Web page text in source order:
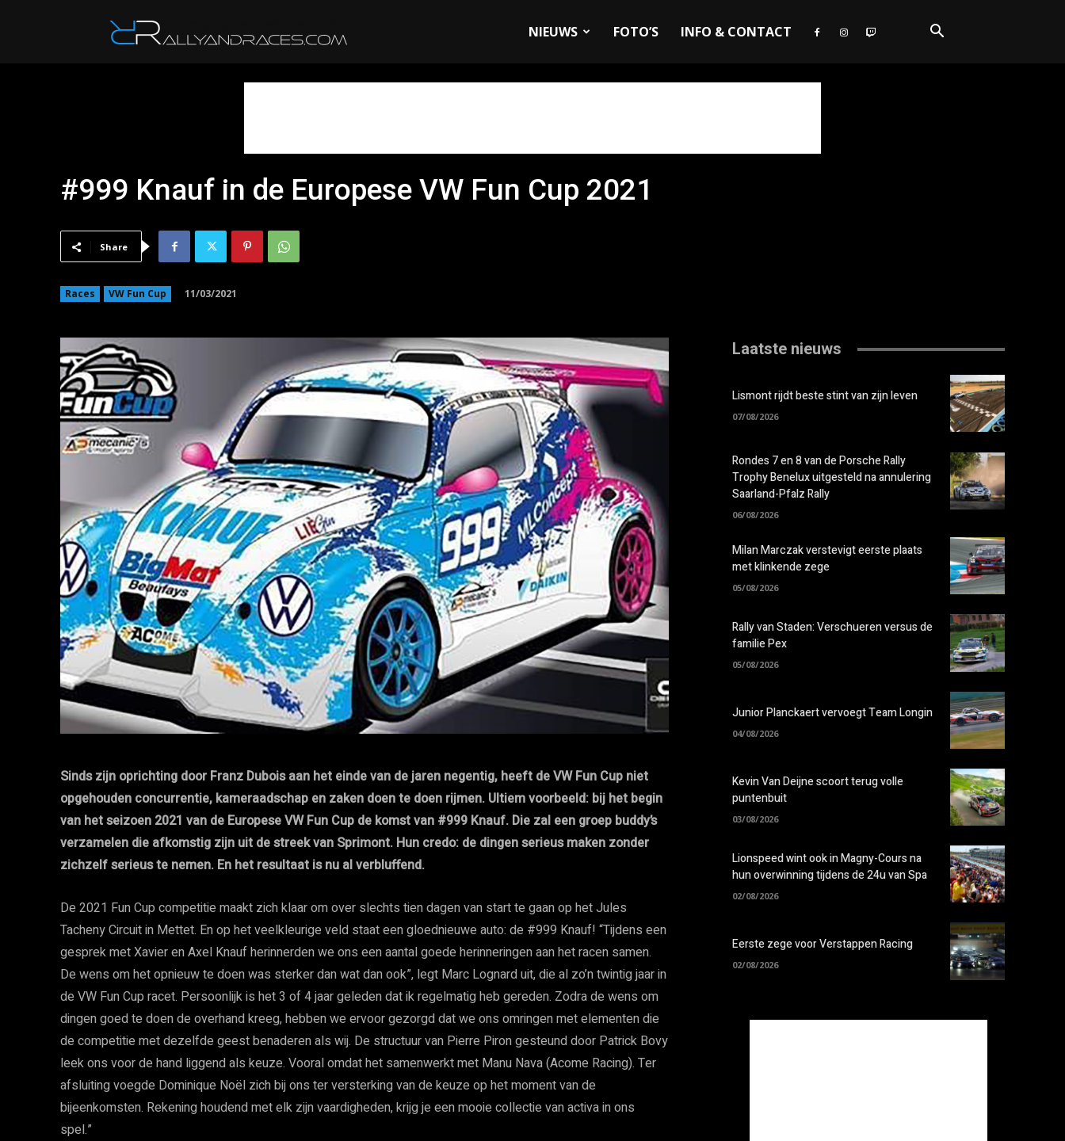
NIEUWS FOTO’S INFO & CONTACT
#999 Knauf in de Europese VW Fun Cup 2021
Share
Races VW Fun Cup 11/03/2021
Sinds zijn oprichting door Franz Dubois aan het einde van de jaren negentig, heeft de VW Fun Cup niet
opgehouden concurrentie, kameraadschap en zaken doen te doen rijmen. Ultiem voorbeeld: bij het begin
van het seizoen 2021 van de Europese VW Fun Cup de komst van #999 Knauf. Die zal een groep buddy’s
verzamelen die afkomstig zijn uit de streek van Sprimont. Hun credo: de dingen serieus maken zonder
zichzelf serieus te nemen. En het resultaat is nu al verbluffend.
De 2021 Fun Cup competitie maakt zich klaar om over slechts tien dagen van start te gaan op het Jules
Tacheny Circuit in Mettet. En op het veelkleurige veld staat een gloednieuwe auto: de #999 Knauf! “Tijdens een
gesprek met Xavier en Axel Knauf herinnerden we ons een aantal goede herinneringen aan het racen samen.
De wens om het opnieuw te doen was sterker dan wat dan ook”, legt Marc Lognard uit, die al zo’n twintig jaar in
de VW Fun Cup racet. Persoonlijk is het 3 of 4 jaar geleden dat ik regelmatig heb gereden. Zodra de wens om
dingen goed te doen de overhand kreeg, hebben we ervoor gezorgd dat we ons omringen met elementen die
de competitie met dezelfde geest benaderen als wij. De structuur van Pierre Piron gesteund door Patrick Bovy
leek ons voor de hand liggend als keuze. Vooral omdat het samenwerkt met Manu Nava (Acome Racing). Ter
afsluiting voegde Dominique Noël zich bij ons ter versterking van de keuze op het moment van de
bijeenkomsten. Rekening houdend met elk zijn vaardigheden, krijg je een mooie collectie van activa in ons
spel.”
Laatste nieuws
Lismont rijdt beste stint van zijn leven
07/08/2026
Rondes 7 en 8 van de Porsche Rally
Trophy Benelux uitgesteld na annulering
Saarland-Pfalz Rally
06/08/2026
Milan Marczak verstevigt eerste plaats
met klinkende zege
05/08/2026
Rally van Staden: Verschueren versus de
familie Pex
05/08/2026
Junior Planckaert vervoegt Team Longin
04/08/2026
Kevin Van Deijne scoort terug volle
puntenbuit
03/08/2026
Lionspeed wint ook in Magny-Cours na
hun overwinning tijdens de 24u van Spa
02/08/2026
Eerste zege voor Verstappen Racing
02/08/2026